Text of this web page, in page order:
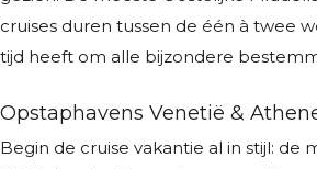
cruises duren tussen de één à twee
tijd heeft om alle bijzondere
Opstaphavens Venetië &
Begin de cruise vakantie al in stijl: de